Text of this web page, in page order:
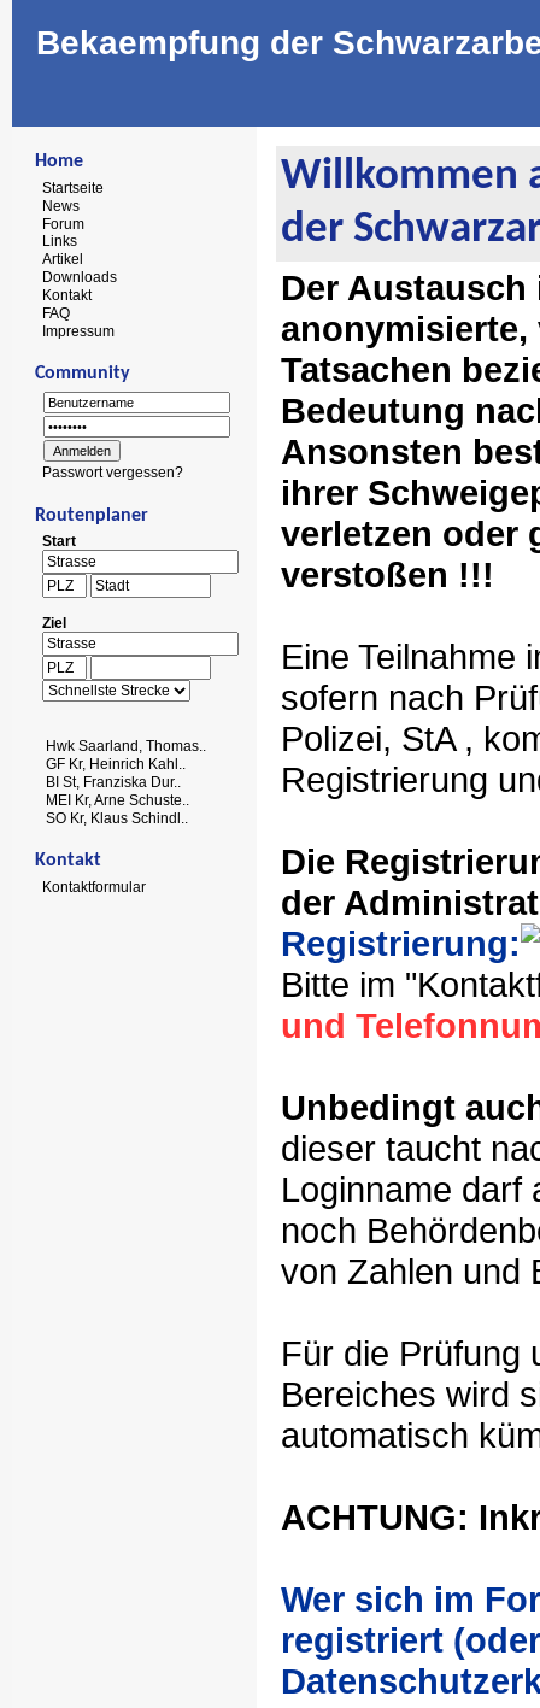
Bekaempfung der
Home
Startseite
News
Forum
Links
Artikel
Downloads
Kontakt
FAQ
Impressum
Community
Passwort vergessen?
Routenplaner
Start
Ziel
Hwk Saarland, Thomas..
GF Kr, Heinrich Kahl..
BI St, Franziska Dur..
MEI Kr, Arne Schuste..
SO Kr, Klaus Schindl..
Kontakt
Kontaktformular
Willkommen
der
Der
anonymisierte,
Tatsachen
Bedeutung
Ansonsten
ihrer
verletzen oder
verstoßen !!!
Eine Teilnahme
sofern nach
Polizei, StA ,
Registrierung
Die
der
Registrierung:
Bitte im
und
Unbedingt
dieser taucht
Loginname darf
noch
von Zahlen und
Für die Prüfung
Bereiches wird
automatisch
ACHTUNG:
Wer sich im
registriert